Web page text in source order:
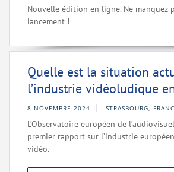
Nouvelle édition en ligne. Ne manquez
lancement !
Quelle est la situation
l’industrie vidéoludique
8 NOVEMBRE 2024 STRASBOURG,
L’Observatoire européen de
premier rapport sur l’industrie
vidéo.